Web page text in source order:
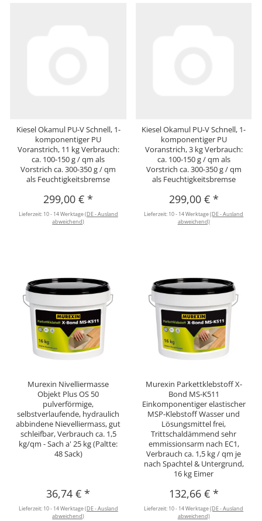
Kiesel Okamul PU-V Schnell, 1-
komponentiger PU
Voranstrich, 11 kg Verbrauch:
ca. 100-150 g / qm als
Vorstrich ca. 300-350 g / qm
als Feuchtigkeitsbremse
299,00 €*
Lieferzeit: 10 - 14 Werktage(DE - Ausland
abweichend)
Kiesel Okamul PU-V Schnell, 1-
komponentiger PU
Voranstrich, 3 kg Verbrauch:
ca. 100-150 g / qm als
Vorstrich ca. 300-350 g / qm
als Feuchtigkeitsbremse
299,00 € *
Lieferzeit: 10 - 14 Werktage(DE - Ausland
abweichend)
Murexin Nivelliermasse
Objekt Plus OS 50
pulverförmige,
selbstverlaufende, hydraulich
abbindene Nievelliermass, gut
schleifbar, Verbrauch ca. 1,5
kg/qm - Sach a' 25 kg (Paltte:
48 Sack)
36,74 €*
Lieferzeit: 10 - 14 Werktage(DE - Ausland
abweichend)
Murexin Parkettklebstoff X-
Bond MS-K511
Einkomponentiger elastischer
MSP-Klebstoff Wasser und
Lösungsmittel frei,
Trittschaldämmend sehr
emmissionsarm nach EC1,
Verbrauch ca. 1,5 kg / qm je
nach Spachtel & Untergrund,
16 kg Eimer
132,66 € *
Lieferzeit: 10 - 14 Werktage(DE - Ausland
abweichend)